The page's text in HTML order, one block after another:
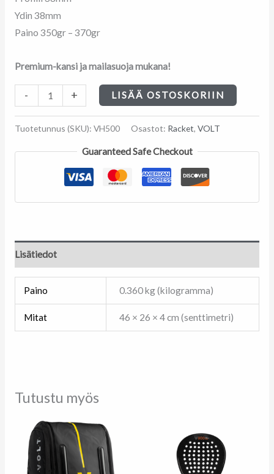
Ydin 38mm
Paino 350gr – 370gr
Premium-kansi ja mailasuoja mukana!
- + LISÄÄ OSTOSKORIIN
Tuotetunnus (SKU): VH500 Osastot: Racket, VOLT
Guaranteed Safe Checkout
Lisätiedot
Paino 0.360 kg (kilogramma)
Mitat 46 × 26 × 4 cm (senttimetri)
Tutustu myös